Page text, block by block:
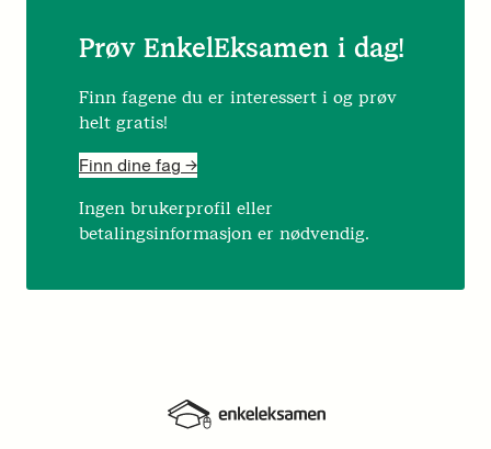
Prøv EnkelEksamen i dag!
Finn fagene du er interessert i og prøv
helt gratis!
Finn dine fag ->
Ingen brukerprofil eller
betalingsinformasjon er nødvendig.